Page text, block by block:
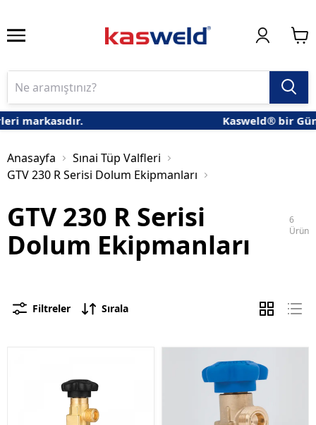
markasıdır. Kasweld® bir
Anasayfa
Sınai Tüp Valfleri
GTV 230 R Serisi Dolum Ekipmanları
GTV 230 R Serisi
Dolum Ekipmanları
6
Ürün
Filtreler Sırala